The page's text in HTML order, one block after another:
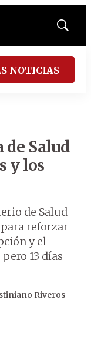
Mostrar
NOTICIAS
Salud
y los
de Salud
reforzar
y el
13 días
Riveros